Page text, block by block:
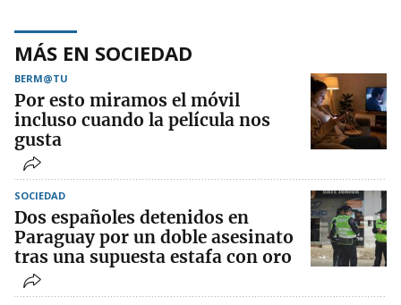
MÁS EN SOCIEDAD
BERM@TU
Por esto miramos el móvil
incluso cuando la película nos
gusta
SOCIEDAD
Dos españoles detenidos en
Paraguay por un doble asesinato
tras una supuesta estafa con oro